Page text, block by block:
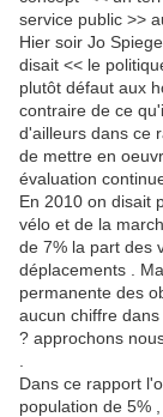
service public >>
Hier soir Jo
disait << le
plutôt défaut aux
contraire de ce
d'ailleurs dans ce
de mettre en
évaluation
En 2010 on disait
vélo et de la
de 7% la part des
déplacements .
permanente des
aucun chiffre
? approchons
Dans ce rapport
population de 5%